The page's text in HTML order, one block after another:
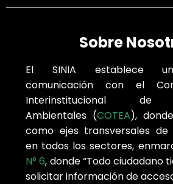
Sobre
El SINIA establece
comunicación con el
Interinstitucional de
Ambientales (COTEA),
como ejes transversales de
en todos los sectores,
N° 6, donde “Todo ciudadano
solicitar información de